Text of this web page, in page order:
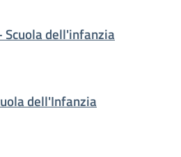
dell'infanzia
dell'Infanzia